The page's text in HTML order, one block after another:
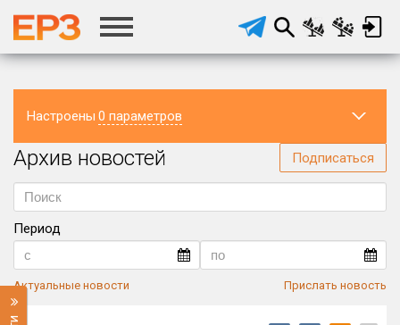
Настроены 0 параметров
Регион
Архив новостей Подписаться
Период
Актуальные новости Прислать новость